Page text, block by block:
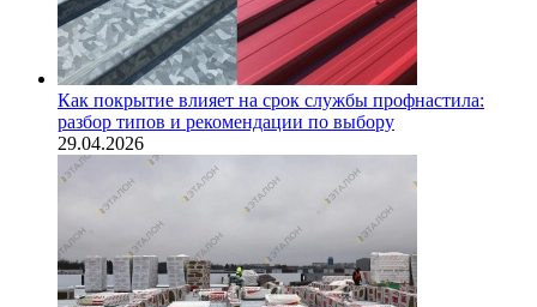
Как покрытие влияет на срок службы профнастила:
разбор типов и рекомендации по выбору
29.04.2026